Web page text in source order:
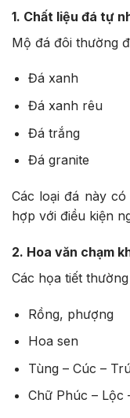
1. Chất liệu đá tự
Mộ đá đôi thường
Đá xanh
Đá xanh rêu
Đá trắng
Đá granite
Các loại đá này
hợp với điều kiện
2. Hoa văn chạm
Các họa tiết
Rồng, phượng
Hoa sen
Tùng – Cúc –
Chữ Phúc – Lộc